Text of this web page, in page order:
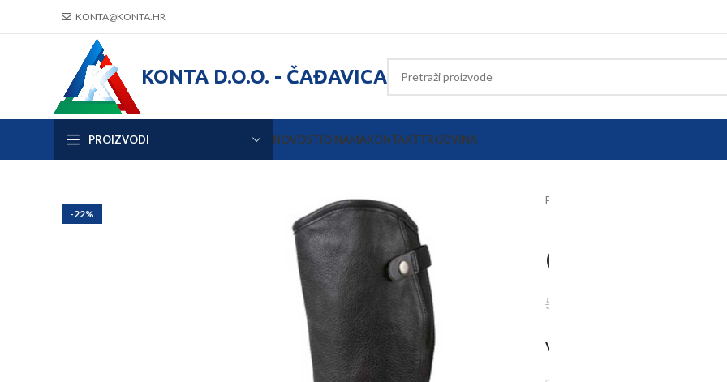
KONTA@KONTA.HR
KONTA D.O.O. - ČAĐAVICA
PROIZVODI NOVOSTIO NAMAKONTAKTTRGOVINA
-22%
Početna
Čepse Elasto
51,65
VELIČINA